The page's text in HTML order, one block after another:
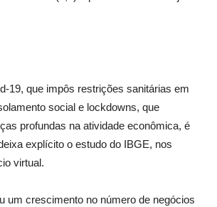
19, que impôs restrições sanitárias em
social e lockdowns, que
profundas na atividade econômica, é
explícito o estudo do IBGE, nos
virtual.
um crescimento no número de negócios